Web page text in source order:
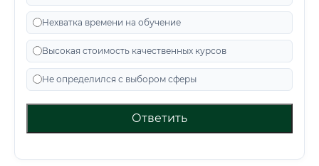
Нехватка времени на обучение
Высокая стоимость качественных курсов
Не определился с выбором сферы
Ответить